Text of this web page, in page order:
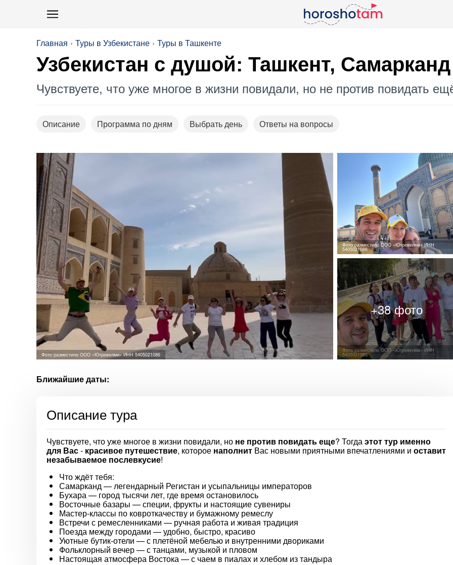
Главная Туры в Узбекистане Туры в Ташкенте
Узбекистан с душой: Ташкент,
Чувствуете, что уже многое в жизни повидали, но не против повидать
Описание Программа по дням Выбрать день Ответы на вопросы
Фото разместило ООО «Ютревелми» ИНН 5405021086
Фото разместило ООО «Ютревелми» ИНН
5405021086
Фото разместило ООО «Ютревелми» ИНН
5405021086
Ближайшие даты:
Описание тура
Чувствуете, что уже многое в жизни повидали, но не против повидать еще? Тогдаэтот тур именно
для Вас- красивое путешествие, которое наполнит Вас новыми приятными впечатлениями и оставит
незабываемое послевкусие!
Что ждёт тебя:
Самарканд — легендарный Регистан и усыпальницы императоров
Бухара — город тысячи лет, где время остановилось
Восточные базары — специи, фрукты и настоящие сувениры
Мастер-классы по ковроткачеству и бумажному ремеслу
Встречи с ремесленниками — ручная работа и живая традиция
Поезда между городами — удобно, быстро, красиво
Уютные бутик-отели — с плетёной мебелью и внутренними двориками
Фольклорный вечер — с танцами, музыкой и пловом
Настоящая атмосфера Востока — с чаем в пиалах и хлебом из тандыра